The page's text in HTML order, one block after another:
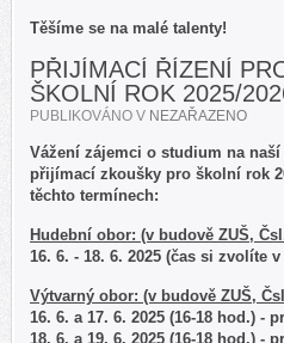
Těšíme se na malé talenty!
PŘIJÍMACÍ ŘÍZENÍ
ŠKOLNÍ ROK 2025/
PUBLIKOVÁNO V NEZAŘAZENO
Vážení zájemci o studium na naší
přijímací zkoušky pro školní rok
těchto termínech:
Hudební obor: (v budově ZUŠ,
16. 6. - 18. 6. 2025 (čas si zvolíte
Výtvarný obor: (v budově ZUŠ,
16. 6. a 17. 6. 2025 (16-18 hod.) -
18. 6. a 19. 6. 2025 (16-18 hod.) -